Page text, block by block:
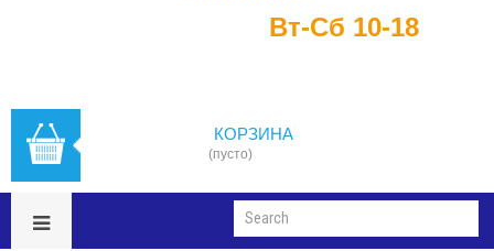
Вт-Сб 10-18
КОРЗИНА
(пусто)